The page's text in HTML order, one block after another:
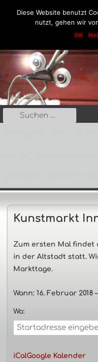
Inhalt
Dekohäusle_25
Kunst aus Stahl und Stein
Primäres
Suche
nach:
Kunstmarkt
Zum ersten Mal findet
in der Altstadt statt.
Markttage.
Wann: 16. Februar 2018 –
Wo:
iCalGoogle Kalender
Haupt-
Seitenleiste
Diese Website benutzt
nutzt, gehen wir
OK